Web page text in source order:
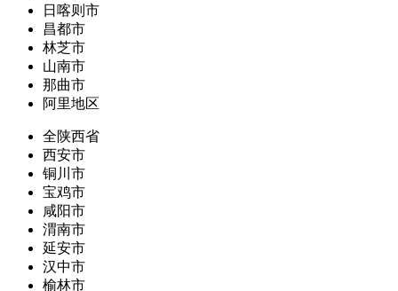
日喀则市
昌都市
林芝市
山南市
那曲市
阿里地区
全陕西省
西安市
铜川市
宝鸡市
咸阳市
渭南市
延安市
汉中市
榆林市